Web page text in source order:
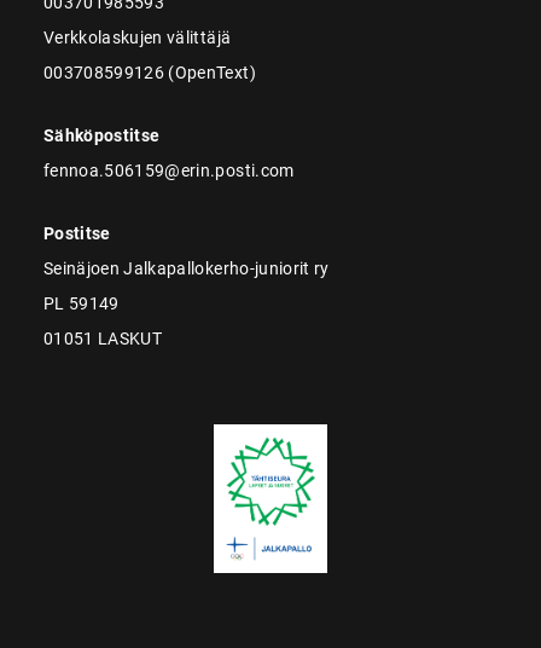
Verkkolaskujen välittäjä
003708599126 (OpenText)
Sähköpostitse
fennoa.506159@erin.posti.com
Postitse
Seinäjoen Jalkapallokerho-juniorit ry
PL 59149
01051 LASKUT